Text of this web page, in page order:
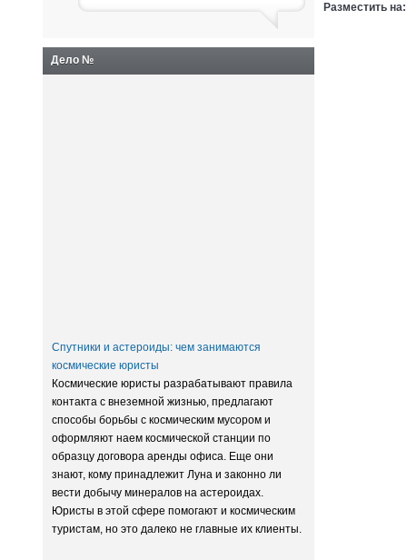
Дело №
Спутники и астероиды: чем занимаются
космические юристы
Космические юристы разрабатывают правила
контакта с внеземной жизнью, предлагают
способы борьбы с космическим мусором и
оформляют наем космической станции по
образцу договора аренды офиса. Еще они
знают, кому принадлежит Луна и законно ли
вести добычу минералов на астероидах.
Юристы в этой сфере помогают и космическим
туристам, но это далеко не главные их клиенты.
Разместить на: